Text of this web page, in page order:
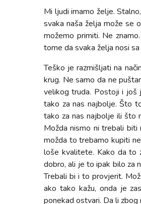
Mi ljudi imamo želje.
svaka naša želja može se
možemo primiti. Ne
tome da svaka želja nosi
Teško je razmišljati na
krug. Ne samo da ne
velikog truda. Postoji i još
tako za nas najbolje. Što
tako za nas najbolje ili što
Možda nismo ni trebali
možda to trebamo kupiti
loše kvalitete. Kako da to
dobro, ali je to ipak bilo za
Trebali bi i to provjerit.
ako tako kažu, onda je
ponekad ostvari. Da li